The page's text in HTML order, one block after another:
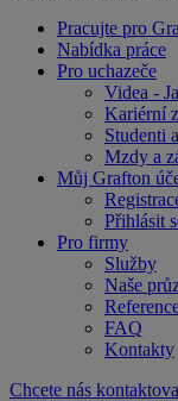
Pracujte pro
Nabídka práce
Pro uchazeče
Videa -
Kariérní
Studenti
Mzdy a
Můj Grafton
Přihlásit
Pro firmy
Služby
Naše
FAQ
Kontakty
Chcete nás